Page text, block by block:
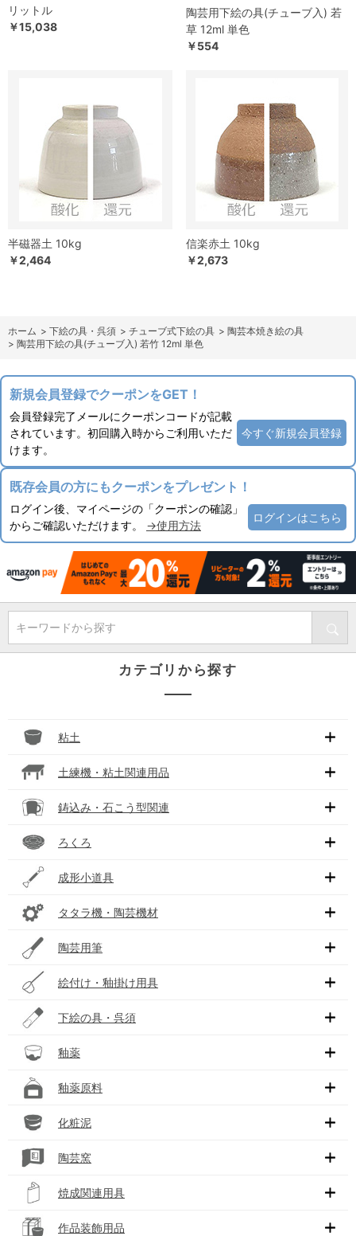
リットル
￥15,038
陶芸用下絵の具(チューブ入) 若
草 12ml 単色
￥554
半磁器土 10kg
￥2,464
信楽赤土 10kg
￥2,673
ホーム > 下絵の具・呉須 > チューブ式下絵の具 > 陶芸本焼き絵の具
> 陶芸用下絵の具(チューブ入) 若竹 12ml 単色
新規会員登録でクーポンをGET！
会員登録完了メールにクーポンコードが記載
されています。初回購入時からご利用いただ
けます。
今すぐ新規会員登録
既存会員の方にもクーポンをプレゼント！
ログイン後、マイページの「クーポンの確認」
からご確認いただけます。 →使用方法
ログインはこちら
キーワードから探す
カテゴリから探す
粘土
土練機・粘土関連用品
鋳込み・石こう型関連
ろくろ
成形小道具
タタラ機・陶芸機材
陶芸用筆
絵付け・釉掛け用具
下絵の具・呉須
釉薬
釉薬原料
化粧泥
陶芸窯
焼成関連用具
作品装飾用品